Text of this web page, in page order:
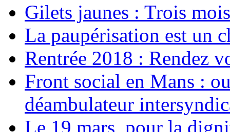
Gilets jaunes : Trois
La paupérisation est un
Rentrée 2018 : Rendez
Front social en Mans :
déambulateur
Le 19 mars, pour la